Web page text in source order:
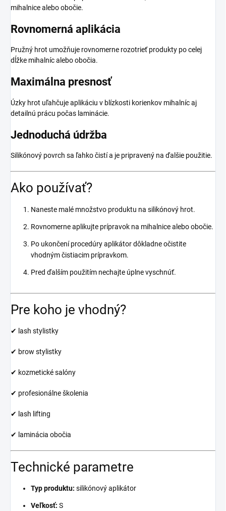
mihalnice alebo obočie.
Rovnomerná aplikácia
Pružný hrot umožňuje rovnomerne rozotrieť produkty po celej
dĺžke mihalníc alebo obočia.
Maximálna presnosť
Úzky hrot uľahčuje aplikáciu v blízkosti korienkov mihalníc aj
detailnú prácu počas laminácie.
Jednoduchá údržba
Silikónový povrch sa ľahko čistí a je pripravený na ďalšie použitie.
Ako používať?
Naneste malé množstvo produktu na silikónový hrot.
Rovnomerne aplikujte prípravok na mihalnice alebo obočie.
Po ukončení procedúry aplikátor dôkladne očistite
vhodným čistiacim prípravkom.
Pred ďalším použitím nechajte úplne vyschnúť.
Pre koho je vhodný?
✔ lash stylistky
✔ brow stylistky
✔ kozmetické salóny
✔ profesionálne školenia
✔ lash lifting
✔ laminácia obočia
Technické parametre
Typ produktu: silikónový aplikátor
Veľkosť: S